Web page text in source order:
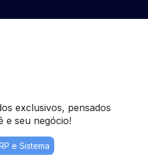
exclusivos, pensados
e seu negócio!
e Sistema